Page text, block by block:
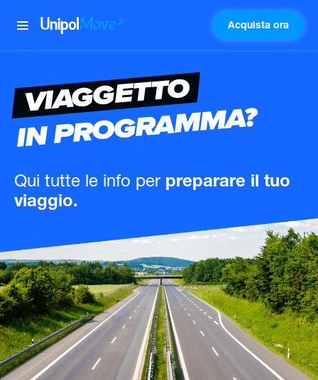
UnipolMove Acquista ora
VIAGGETTO
IN PROGRAMMA?
Qui tutte le info per preparare il tuo
viaggio.